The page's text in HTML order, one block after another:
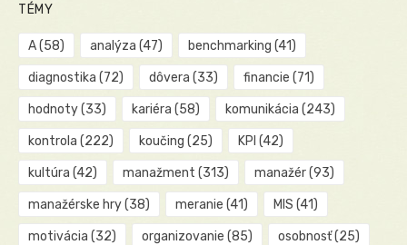
TÉMY
A(58) analýza (47) benchmarking (41)
diagnostika (72) dôvera (33) financie (71)
hodnoty(33) kariéra (58) komunikácia (243)
kontrola (222) koučing (25) KPI (42)
kultúra (42) manažment (313) manažér(93)
manažérske hry(38) meranie (41) MIS (41)
motivácia (32) organizovanie (85) osobnosť(25)